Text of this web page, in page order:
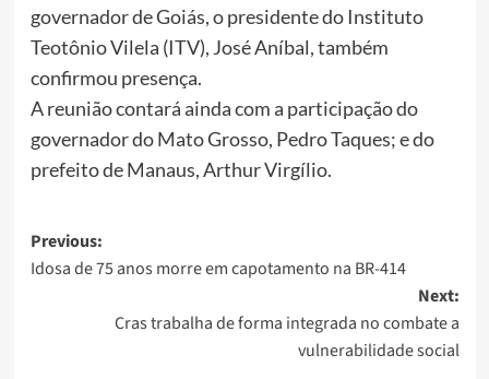
governador de Goiás, o presidente do Instituto
Teotônio Vilela (ITV), José Aníbal, também
confirmou presença.
A reunião contará ainda com a participação do
governador do Mato Grosso, Pedro Taques; e do
prefeito de Manaus, Arthur Virgílio.
Post
navigation
Previous:
Idosa de 75 anos morre em capotamento na BR-414
Next:
Cras trabalha de forma integrada no combate a
vulnerabilidade social